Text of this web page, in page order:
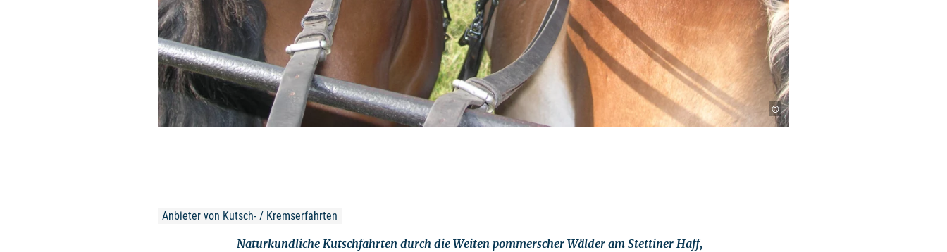
©
Anbieter von Kutsch- / Kremserfahrten
Naturkundliche Kutschfahrten durch die Weiten pommerscher Wälder am Stettiner Haff,